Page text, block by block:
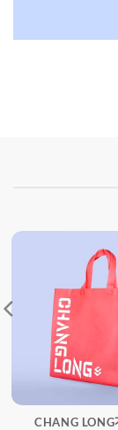
CHANG LONG